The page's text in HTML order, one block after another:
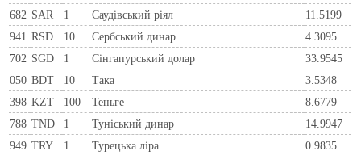
682 SAR 1 Саудівський ріял
11.5199
941 RSD 10 Сербський динар
4.3095
702 SGD 1 Сінгапурський долар
33.9545
050 BDT 10 Така
3.5348
398 KZT 100 Теньге
8.6779
788 TND 1 Туніський динар
14.9947
949 TRY 1 Турецька ліра 0.9835